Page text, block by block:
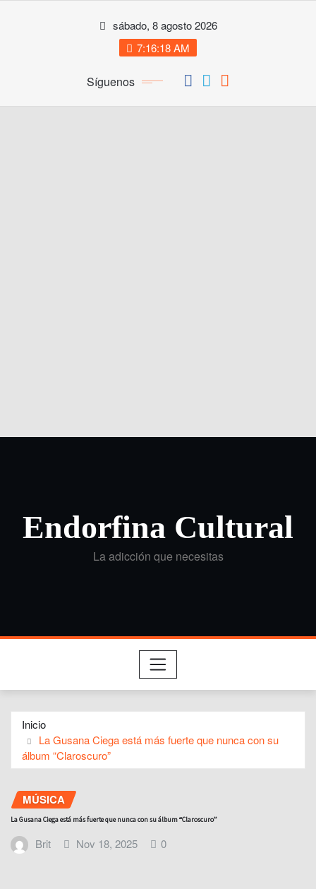
sábado, 8 agosto 2026
7:16:18 AM
Síguenos
Endorfina Cultural
La adicción que necesitas
Inicio
La Gusana Ciega está más fuerte que nunca con su
álbum “Claroscuro”
MÚSICA
La Gusana Ciega está más fuerte que nunca con su álbum “Claroscuro”
Brit Nov 18, 2025 0